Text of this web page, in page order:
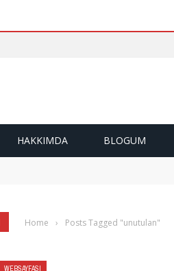
HAKKIMDA BLOGUM
Home › Posts Tagged "unutulan"
WEBSAYFASI